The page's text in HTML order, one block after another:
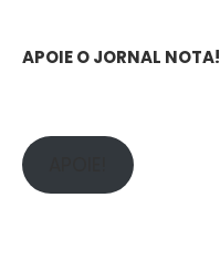
APOIE O JORNAL NOTA!